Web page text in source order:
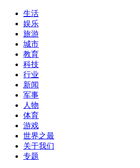
生活
娱乐
旅游
城市
教育
科技
行业
新闻
军事
人物
体育
游戏
世界之最
关于我们
专题